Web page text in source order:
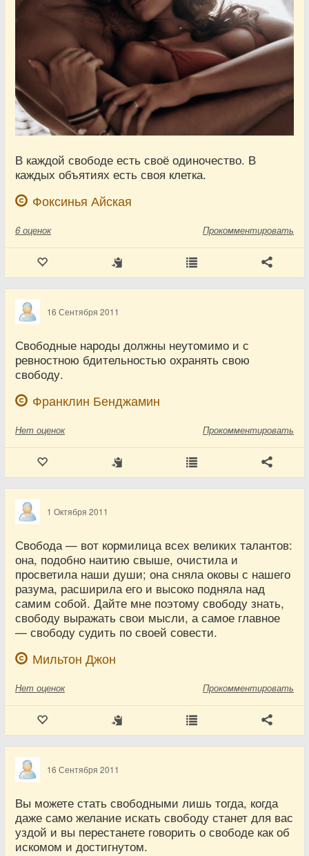
В каждой свободе есть своё одиночество. В
каждых объятиях есть своя клетка.
Фоксинья Айская
6 оценок Прокомментировать
16 Сентября 2011
Свободные народы должны неутомимо и с
ревностною бдительностью охранять свою
свободу.
Франклин Бенджамин
Нет оценок Прокомментировать
1 Октября 2011
Свобода — вот кормилица всех великих талантов:
она, подобно наитию свыше, очистила и
просветила наши души; она сняла оковы с нашего
разума, расширила его и высоко подняла над
самим собой. Дайте мне поэтому свободу знать,
свободу выражать свои мысли, а самое главное
— свободу судить по своей совести.
Мильтон Джон
Нет оценок Прокомментировать
16 Сентября 2011
Вы можете стать свободными лишь тогда, когда
даже само желание искать свободу станет для вас
уздой и вы перестанете говорить о свободе как об
искомом и достигнутом.